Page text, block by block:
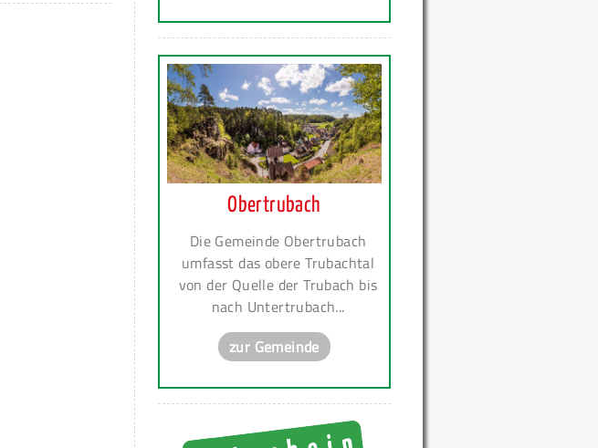
Obertrubach
Die Gemeinde Obertrubach
umfasst das obere Trubachtal
von der Quelle der Trubach bis
nach Untertrubach...
zur Gemeinde